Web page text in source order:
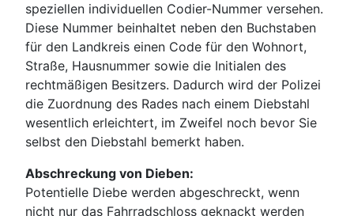
speziellen individuellen Codier-Nummer versehen.
Diese Nummer beinhaltet neben den Buchstaben
für den Landkreis einen Code für den Wohnort,
Straße, Hausnummer sowie die Initialen des
rechtmäßigen Besitzers. Dadurch wird der Polizei
die Zuordnung des Rades nach einem Diebstahl
wesentlich erleichtert, im Zweifel noch bevor Sie
selbst den Diebstahl bemerkt haben.
Abschreckung von Dieben:
Potentielle Diebe werden abgeschreckt, wenn
nicht nur das Fahrradschloss geknackt werden